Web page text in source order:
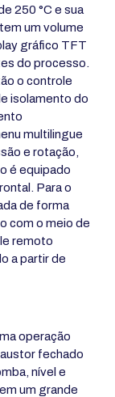
250 °C e sua
um volume
gráfico TFT
do processo.
o controle
isolamento do
multilingue
e rotação,
é equipado
Para o
de forma
com o meio de
remoto
a partir de
operação
fechado
nível e
um grande